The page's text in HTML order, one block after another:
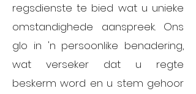
regsdienste te bied wat u unieke
omstandighede aanspreek. Ons
glo in 'n persoonlike benadering,
wat verseker dat u regte
beskerm word en u stem gehoor